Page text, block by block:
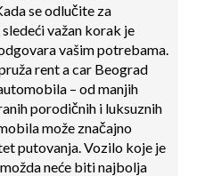
se odlučite za
važan korak je
vašim potrebama.
rent a car Beograd
– od manjih
porodičnih i luksuznih
može značajno
putovanja. Vozilo koje je
neće biti najbolja